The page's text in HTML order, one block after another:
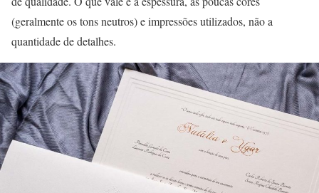
(geralmente os tons neutros) e impressões utilizados, não a
quantidade de detalhes.